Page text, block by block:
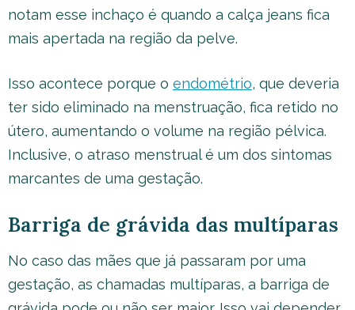
notam esse inchaço é quando a calça jeans fica
mais apertada na região da pelve.
Isso acontece porque o endométrio, que deveria
ter sido eliminado na menstruação, fica retido no
útero, aumentando o volume na região pélvica.
Inclusive, o atraso menstrual é um dos sintomas
marcantes de uma gestação.
Barriga de grávida das multíparas
No caso das mães que já passaram por uma
gestação, as chamadas multíparas, a barriga de